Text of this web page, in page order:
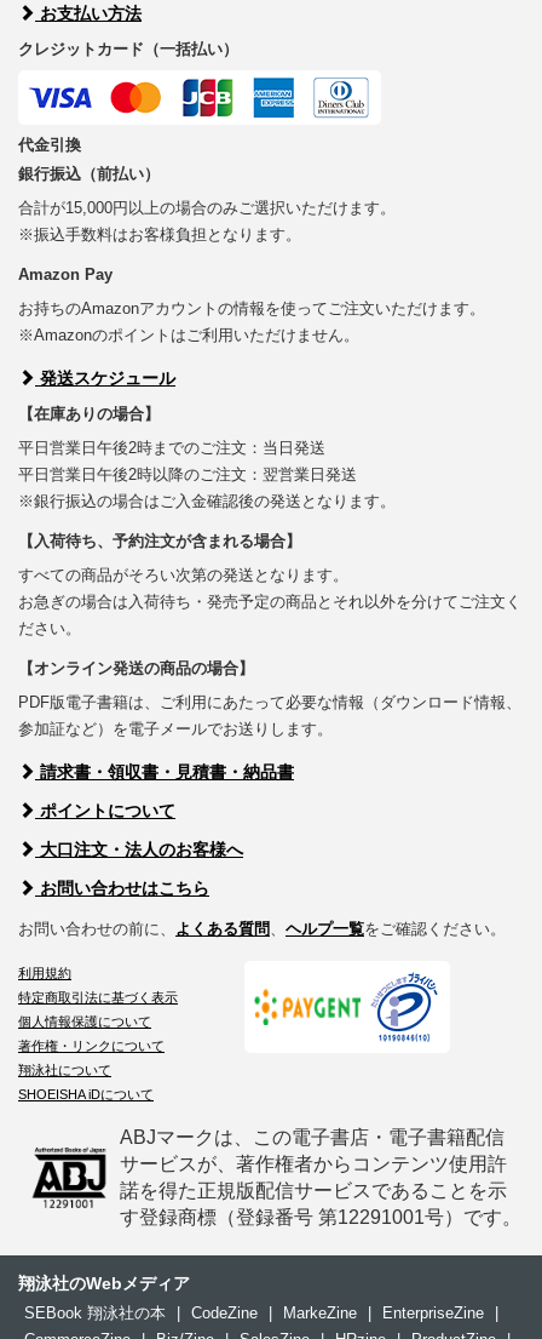
お支払い方法
クレジットカード（一括払い）
代金引換
銀行振込（前払い）
合計が15,000円以上の場合のみご選択いただけます。
※振込手数料はお客様負担となります。
Amazon Pay
お持ちのAmazonアカウントの情報を使ってご注文いただけます。
※Amazonのポイントはご利用いただけません。
発送スケジュール
【在庫ありの場合】
平日営業日午後2時までのご注文：当日発送
平日営業日午後2時以降のご注文：翌営業日発送
※銀行振込の場合はご入金確認後の発送となります。
【入荷待ち、予約注文が含まれる場合】
すべての商品がそろい次第の発送となります。
お急ぎの場合は入荷待ち・発売予定の商品とそれ以外を分けてご注文く
ださい。
【オンライン発送の商品の場合】
PDF版電子書籍は、ご利用にあたって必要な情報（ダウンロード情報、
参加証など）を電子メールでお送りします。
請求書・領収書・見積書・納品書
ポイントについて
大口注文・法人のお客様へ
お問い合わせはこちら
お問い合わせの前に、 よくある質問、 ヘルプ一覧をご確認ください。
利用規約
特定商取引法に基づく表示
個人情報保護について
著作権・リンクについて
翔泳社について
SHOEISHA iDについて
ABJマークは、この電子書店・電子書籍配信
サービスが、著作権者からコンテンツ使用許
諾を得た正規版配信サービスであることを示
す登録商標（登録番号 第12291001号）です。
翔泳社のWebメディア
SEBook 翔泳社の本 CodeZine MarkeZine EnterpriseZine